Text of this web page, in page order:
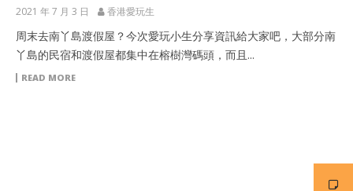
2021 年 7 月 3 日 香港愛玩生
周末去南丫島渡假屋？今次愛玩小生分享資訊給大家吧，大部分南
丫島的民宿和渡假屋都集中在榕樹灣碼頭，而且...
READ MORE